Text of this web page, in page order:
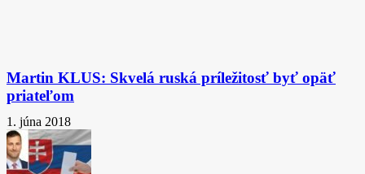
Martin KLUS: Skvelá ruská príležitosť byť opäť
priateľom
1. júna 2018